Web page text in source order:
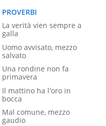
PROVERBI
La verità vien sempre a
galla
Uomo avvisato, mezzo
salvato
Una rondine non fa
primavera
Il mattino ha l'oro in
bocca
Mal comune, mezzo
gaudio